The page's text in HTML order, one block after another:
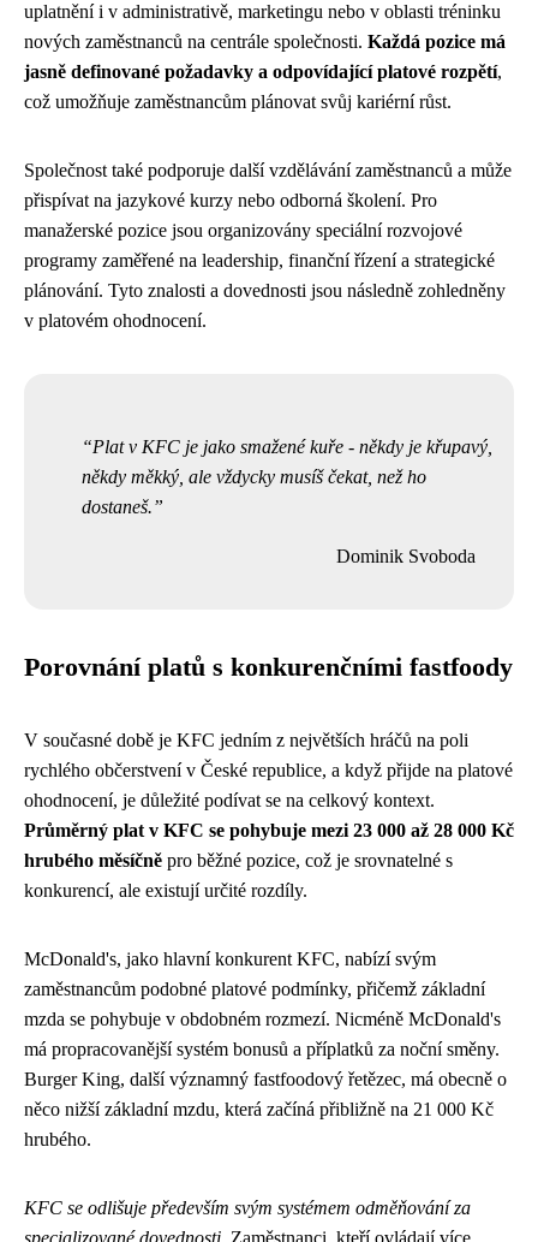
uplatnění i v administrativě, marketingu nebo v oblasti tréninku
nových zaměstnanců na centrále společnosti. Každá pozice má
jasně definované požadavky a odpovídající platové rozpětí,
což umožňuje zaměstnancům plánovat svůj kariérní růst.
Společnost také podporuje další vzdělávání zaměstnanců a může
přispívat na jazykové kurzy nebo odborná školení. Pro
manažerské pozice jsou organizovány speciální rozvojové
programy zaměřené na leadership, finanční řízení a strategické
plánování. Tyto znalosti a dovednosti jsou následně zohledněny
v platovém ohodnocení.
Plat v KFC je jako smažené kuře - někdy je křupavý,
někdy měkký, ale vždycky musíš čekat, než ho
dostaneš.
Dominik Svoboda
Porovnání platů s konkurenčními fastfoody
V současné době je KFC jedním z největších hráčů na poli
rychlého občerstvení v České republice, a když přijde na platové
ohodnocení, je důležité podívat se na celkový kontext.
Průměrný plat v KFC se pohybuje mezi 23 000 až 28 000 Kč
hrubého měsíčně pro běžné pozice, což je srovnatelné s
konkurencí, ale existují určité rozdíly.
McDonald's, jako hlavní konkurent KFC, nabízí svým
zaměstnancům podobné platové podmínky, přičemž základní
mzda se pohybuje v obdobném rozmezí. Nicméně McDonald's
má propracovanější systém bonusů a příplatků za noční směny.
Burger King, další významný fastfoodový řetězec, má obecně o
něco nižší základní mzdu, která začíná přibližně na 21 000 Kč
hrubého.
KFC se odlišuje především svým systémem odměňování za
specializované dovednosti . Zaměstnanci, kteří ovládají více